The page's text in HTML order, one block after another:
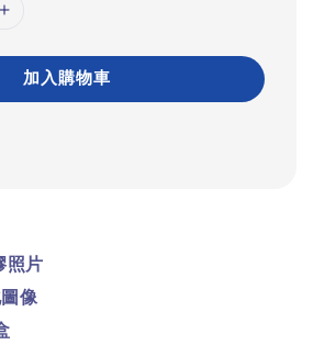
加入購物車
照片
像